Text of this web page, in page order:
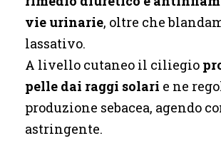
vie urinarie, oltre che
lassativo.
A livello cutaneo il ciliegio
pelle dai raggi solari e ne
produzione sebacea, agendo
astringente.